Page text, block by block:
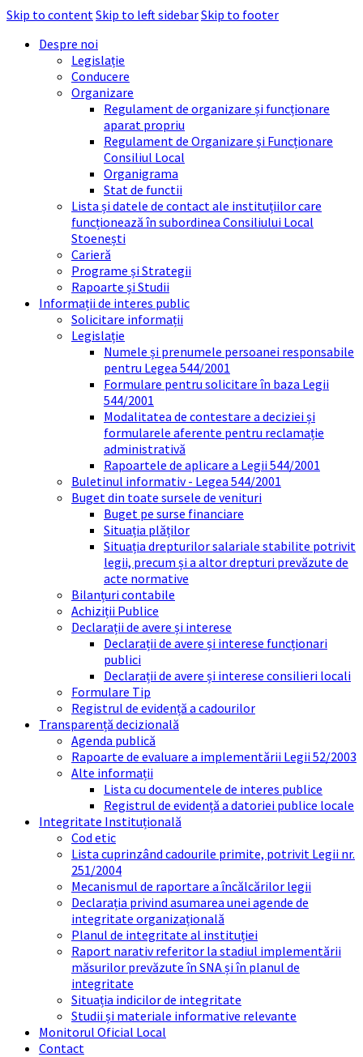
Skip to contentSkip to left sidebarSkip to footer
Despre noi
Legislație
Conducere
Organizare
Regulament de organizare și funcționare
aparat propriu
Regulament de Organizare și Funcționare
Consiliul Local
Organigrama
Stat de functii
Lista și datele de contact ale instituțiilor care
funcționează în subordinea Consiliului Local
Stoenești
Carieră
Programe și Strategii
Rapoarte și Studii
Informații de interes public
Solicitare informații
Legislație
Numele și prenumele persoanei responsabile
pentru Legea 544/2001
Formulare pentru solicitare în baza Legii
544/2001
Modalitatea de contestare a deciziei și
formularele aferente pentru reclamație
administrativă
Rapoartele de aplicare a Legii 544/2001
Buletinul informativ - Legea 544/2001
Buget din toate sursele de venituri
Buget pe surse financiare
Situația plăților
Situația drepturilor salariale stabilite potrivit
legii, precum și a altor drepturi prevăzute de
acte normative
Bilanțuri contabile
Achiziții Publice
Declarații de avere și interese
Declarații de avere și interese funcționari
publici
Declarații de avere și interese consilieri locali
Formulare Tip
Registrul de evidență a cadourilor
Transparență decizională
Agenda publică
Rapoarte de evaluare a implementării Legii 52/2003
Alte informații
Lista cu documentele de interes publice
Registrul de evidență a datoriei publice locale
Integritate Instituțională
Cod etic
Lista cuprinzând cadourile primite, potrivit Legii nr.
251/2004
Mecanismul de raportare a încălcărilor legii
Declarația privind asumarea unei agende de
integritate organizațională
Planul de integritate al instituției
Raport narativ referitor la stadiul implementării
măsurilor prevăzute în SNA și în planul de
integritate
Situația indicilor de integritate
Studii și materiale informative relevante
Monitorul Oficial Local
Contact